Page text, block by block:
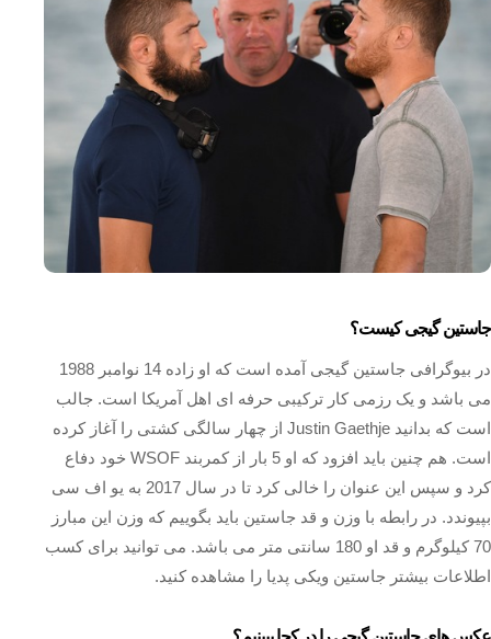
جاستین گیجی کیست؟
در بیوگرافی جاستین گیجی آمده است که او زاده 14 نوامبر 1988
می باشد و یک رزمی کار ترکیبی حرفه ای اهل آمریکا است. جالب
است که بدانید Justin Gaethje از چهار سالگی کشتی را آغاز کرده
است. هم چنین باید افزود که او 5 بار از کمربند WSOF خود دفاع
کرد و سپس این عنوان را خالی کرد تا در سال 2017 به یو اف سی
بپیوندد. در رابطه با وزن و قد جاستین باید بگوییم که وزن این مبارز
70 کیلوگرم و قد او 180 سانتی متر می باشد. می توانید برای کسب
اطلاعات بیشتر جاستین ویکی پدیا را مشاهده کنید.